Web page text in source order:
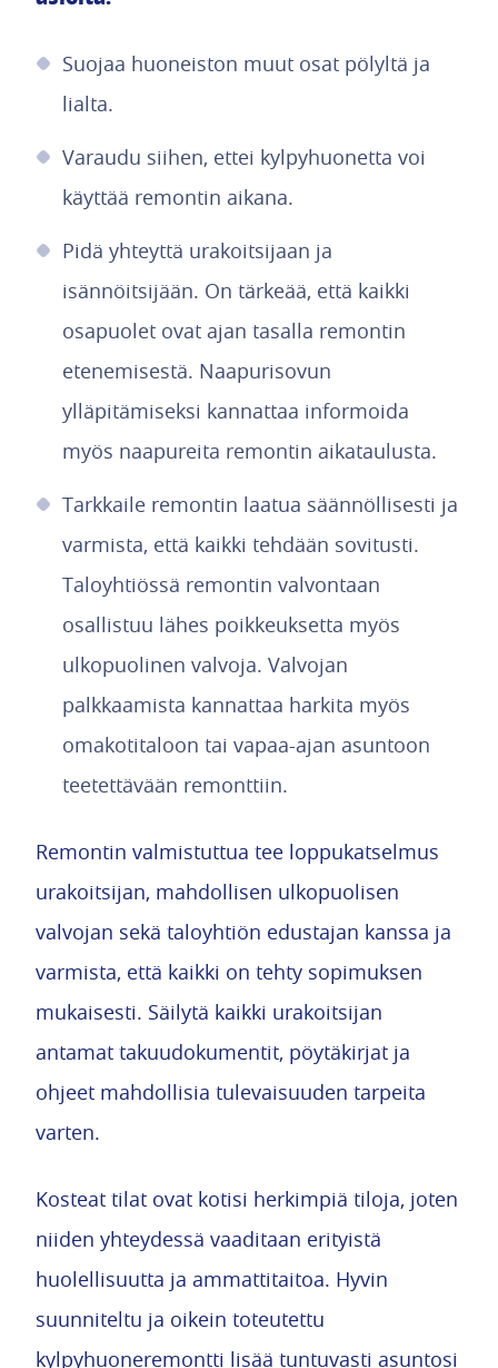
Suojaa huoneiston muut osat pölyltä ja
lialta.
Varaudu siihen, ettei kylpyhuonetta voi
käyttää remontin aikana.
Pidä yhteyttä urakoitsijaan ja
isännöitsijään. On tärkeää, että kaikki
osapuolet ovat ajan tasalla remontin
etenemisestä. Naapurisovun
ylläpitämiseksi kannattaa informoida
myös naapureita remontin aikataulusta.
Tarkkaile remontin laatua säännöllisesti ja
varmista, että kaikki tehdään sovitusti.
Taloyhtiössä remontin valvontaan
osallistuu lähes poikkeuksetta myös
ulkopuolinen valvoja. Valvojan
palkkaamista kannattaa harkita myös
omakotitaloon tai vapaa-ajan asuntoon
teetettävään remonttiin.
Remontin valmistuttua tee loppukatselmus
urakoitsijan, mahdollisen ulkopuolisen
valvojan sekä taloyhtiön edustajan kanssa ja
varmista, että kaikki on tehty sopimuksen
mukaisesti. Säilytä kaikki urakoitsijan
antamat takuudokumentit, pöytäkirjat ja
ohjeet mahdollisia tulevaisuuden tarpeita
varten.
Kosteat tilat ovat kotisi herkimpiä tiloja, joten
niiden yhteydessä vaaditaan erityistä
huolellisuutta ja ammattitaitoa. Hyvin
suunniteltu ja oikein toteutettu
kylpyhuoneremontti lisää tuntuvasti asuntosi